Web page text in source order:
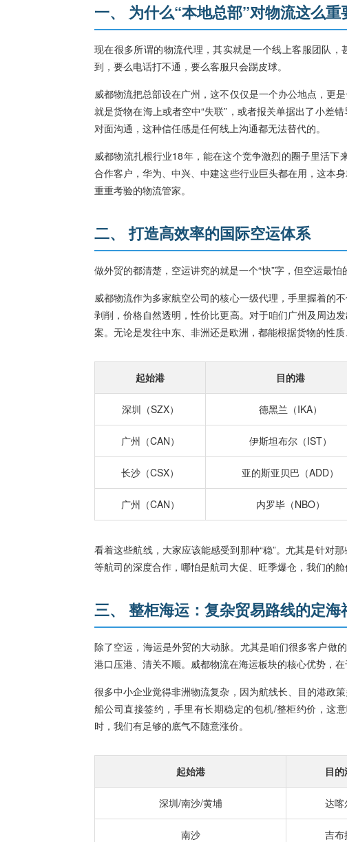
一、 为什么“本地总部”对物流这么重
现在很多所谓的物流代理，其实就是一个线上客服团队
到，要么电话打不通，要么客服只会踢皮球。
威都物流把总部设在广州，这不仅仅是一个办公地点，更
就是货物在海上或者空中“失联”，或者报关单据出了小差
对面沟通，这种信任感是任何线上沟通都无法替代的。
威都物流扎根行业18年，能在这个竞争激烈的圈子里活
合作客户，华为、中兴、中建这些行业巨头都在用，这本
重重考验的物流管家。
二、 打造高效率的国际空运体系
做外贸的都清楚，空运讲究的就是一个“快”字，但空运最
威都物流作为多家航空公司的核心一级代理，手里握着的
剥削，价格自然透明，性价比更高。对于咱们广州及周边
案。无论是发往中东、非洲还是欧洲，都能根据货物的性
起始港 目的港
深圳（SZX） 德黑兰（IKA）
广州（CAN） 伊斯坦布尔（IST）
长沙（CSX） 亚的斯亚贝巴（ADD）
广州（CAN） 内罗毕（NBO）
看着这些航线，大家应该能感受到那种“稳”。尤其是针对
等航司的深度合作，哪怕是航司大促、旺季爆仓，我们的舱
三、 整柜海运：复杂贸易路线的定海
除了空运，海运是外贸的大动脉。尤其是咱们很多客户做
港口压港、清关不顺。威都物流在海运板块的核心优势，
很多中小企业觉得非洲物流复杂，因为航线长、目的港政
船公司直接签约，手里有长期稳定的包机/整柜约价，这
时，我们有足够的底气不随意涨价。
起始港 目的
深圳/南沙/黄埔 达喀
南沙 吉布